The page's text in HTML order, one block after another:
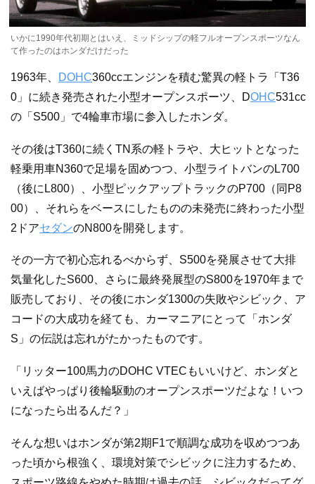
いかに1990年代初期とはいえ、ミッドシップの軽フルオープンスポーツなん
て作ったのはホンダだけだった
1963年、 DOHC360ccエンジンを積む驚異の軽トラ「T36
0」に続き発売された小型オープンスポーツ、DOHC531cc
の「S500」で4輪車市場に参入したホンダ。
その後はT360に続くTN系の軽トラや、大ヒットとなった
軽乗用車N360で足場を固めつつ、小型ライトバンのL700
（後にL800）、小型ピックアップトラックのP700（同P8
00）、それらをベースにしたものの未発売に終わった小型
2ドアセダンのN800を開発します。
その一方で初心忘れるべからず、S500を発展させて大排
気量化したS600、さらに最終発展型のS800を1970年まで
販売しており、その後にホンダ1300の失敗やシビック、ア
コードの大成功を経ても、カーマニアにとって「ホンダ
S」の伝説は忘れがたかったものです。
「リッター100馬力のDOHC VTECもいいけど、ホンダと
いえばやっぱり後輪駆動のオープンスポーツだよな！いつ
になったら出るんだ？」
そんな想いはホンダが第2期F1で順調な成功を収めつつあ
った頃から根強く、環境対策でシビックに注力するため、